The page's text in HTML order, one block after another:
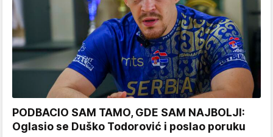
PODBACIO SAM TAMO, GDE SAM NAJBOLJI:
Oglasio se Duško Todorović i poslao poruku